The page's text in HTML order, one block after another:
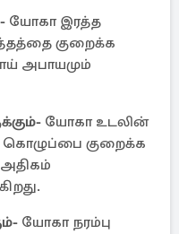
யோகா இரத்த
குறைக்க
அபாயமும்
யோகா உடலின்
கொழுப்பை குறைக்க
யோகா நரம்பு